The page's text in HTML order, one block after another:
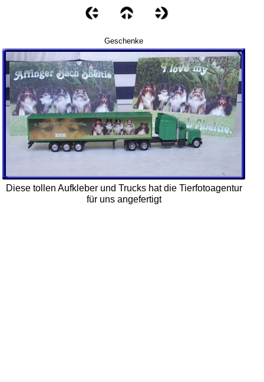
Geschenke
Diese tollen Aufkleber und Trucks hat die Tierfotoagentur
für uns angefertigt